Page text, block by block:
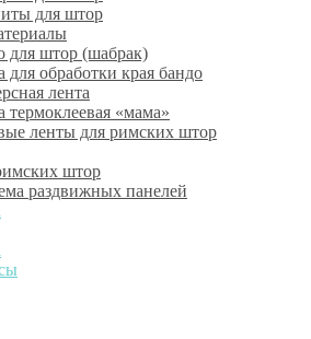
для штор
для штор (шабрак)
для обработки края бандо
лента
термоклеевая «мама»
ленты для римских штор
штор
раздвижных панелей